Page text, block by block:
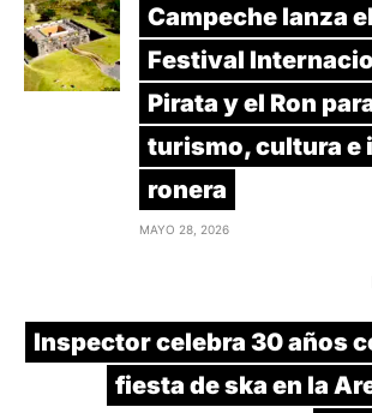
Campeche lanza
Festival
Pirata y el Ron
turismo, cultura e
ronera
MAYO 28, 2026
Inspector celebra 30 años
fiesta de ska en la